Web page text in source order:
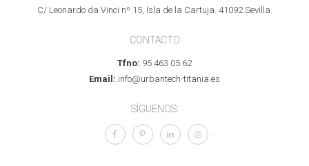
C/ Leonardo da Vinci nº 15, Isla de la Cartuja. 41092 Sevilla.
CONTACTO
Tfno: 95 463 05 62
Email: info@urbantech-titania.es
SÍGUENOS: